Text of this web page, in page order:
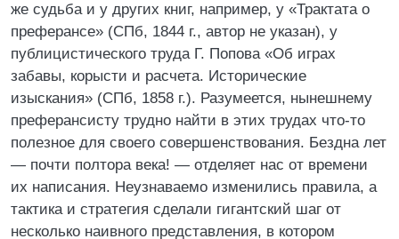
же судьба и у других книг, например, у «Трактата о
преферансе» (СПб, 1844 г., автор не указан), у
публицистического труда Г. Попова «Об играх
забавы, корысти и расчета. Исторические
изыскания» (СПб, 1858 г.). Разумеется, нынешнему
преферансисту трудно найти в этих трудах что-то
полезное для своего совершенствования. Бездна лет
— почти полтора века! — отделяет нас от времени
их написания. Неузнаваемо изменились правила, а
тактика и стратегия сделали гигантский шаг от
несколько наивного представления, в котором